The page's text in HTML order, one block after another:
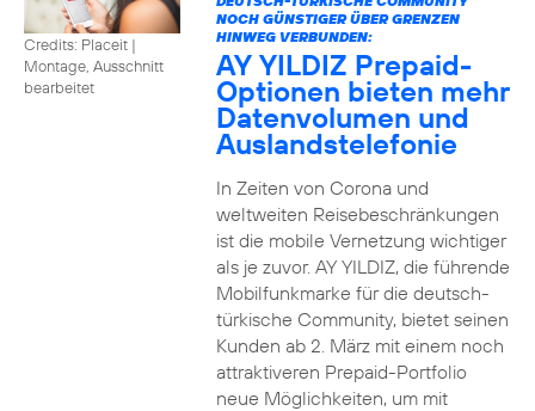
Credits: Placeit |
Montage, Ausschnitt
bearbeitet
NOCH GÜNSTIGER ÜBER GRENZEN
HINWEG VERBUNDEN:
AY YILDIZ Prepaid-
Optionen bieten mehr
Datenvolumen und
Auslandstelefonie
In Zeiten von Corona und
weltweiten Reisebeschränkungen
ist die mobile Vernetzung wichtiger
als je zuvor. AY YILDIZ, die führende
Mobilfunkmarke für die deutsch-
türkische Community, bietet seinen
Kunden ab 2. März mit einem noch
attraktiveren Prepaid-Portfolio
neue Möglichkeiten, um mit